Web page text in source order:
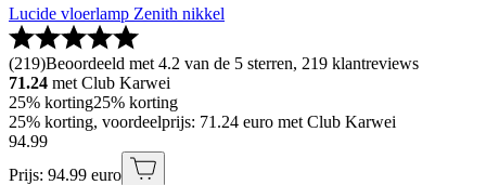
Lucide vloerlamp Zenith nikkel
(219)Beoordeeld met 4.2 van de 5 sterren, 219 klantreviews
71.24 met Club Karwei
25% korting25% korting
25% korting, voordeelprijs: 71.24 euro met Club Karwei
94.99
Prijs: 94.99 euro